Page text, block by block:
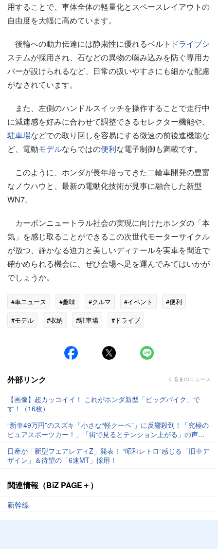
用することで、車体全体の軽量化とスペースレイアウトの
自由度を大幅に高めています。
後輪への動力伝達には静粛性に優れるベルト ドライブシ
ステムが採用され、石などの異物の噛み込みを防ぐ専用カ
バーが設けられるなど、日常の扱いやすさにも細かな配慮
がなされています。
また、左側のハンドルスイッチを操作することで走行中
に減速感を好みに合わせて調整できるセレクター機能や、
駐車場などでの取り回しを容易にする微速の前後進機能な
ど、電動モデルならではの便利な電子制御も満載です。
このように、ホンダが長年培ってきた二輪車開発の豊富
なノウハウと、最新の電動化技術が見事に融合した新型
WN7。
カーボンニュートラル社会の実現に向けたホンダの「本
気」を感じ取ることができるこの次世代モーターサイクル
が放つ、静かなる迫力と美しいディテールを実車を間近で
確かめられる機会に、ぜひ会場へ足を運んでみてはいかが
でしょうか。
#車ニュース #趣味 #クルマ #イベント
#便利
#モデル
#収納 #駐車場 #ドライブ
外部リンク くるまのニュース
【画像】超カッコイイ！ これがホンダ新型「ビッグバイク」で
す！（16枚）
“新車49万円”のスズキ「小さな“軽クーペ”」に反響殺到！「究極の
ピュアスポーツカー！」「街で見るとテンション上がる」の声
日産が「新型フェアレディZ」発表！ “昭和レトロ”感じる「旧車デ
ザイン」＆待望の「6速MT」採用！
関連情報（BiZ PAGE＋）
新幹線